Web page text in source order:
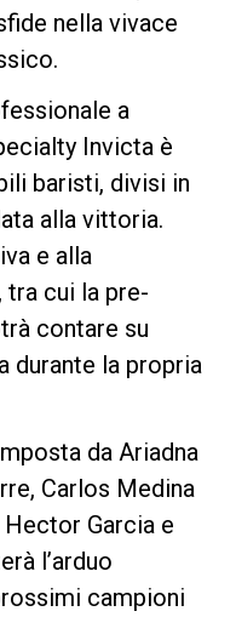
nella vivace
a
Invicta è
baristi, divisi in
alla vittoria.
e alla
tra cui la pre-
contare su
durante la propria
da Ariadna
Carlos Medina
Garcia e
l’arduo
campioni